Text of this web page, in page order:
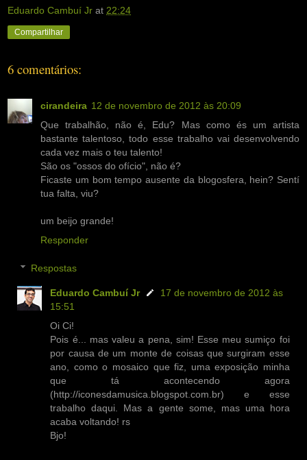
Eduardo Cambuí Jr at 22:24
Compartilhar
6 comentários:
cirandeira 12 de novembro de 2012 às 20:09
Que trabalhão, não é, Edu? Mas como és um artista
bastante talentoso, todo esse trabalho vai desenvolvendo
cada vez mais o teu talento!
São os "ossos do ofício", não é?
Ficaste um bom tempo ausente da blogosfera, hein? Sentí
tua falta, viu?
um beijo grande!
Responder
Respostas
Eduardo Cambuí Jr
17 de novembro de 2012 às
15:51
Oi Ci!
Pois é... mas valeu a pena, sim! Esse meu sumiço foi
por causa de um monte de coisas que surgiram esse
ano, como o mosaico que fiz, uma exposição minha
que tá acontecendo agora
(http://iconesdamusica.blogspot.com.br) e esse
trabalho daqui. Mas a gente some, mas uma hora
acaba voltando! rs
Bjo!